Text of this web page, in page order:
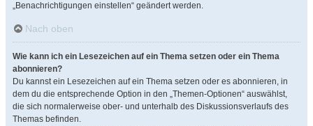
„Benachrichtigungen einstellen“ geändert werden.
Nach oben
Wie kann ich ein Lesezeichen auf ein Thema setzen oder ein Thema
abonnieren?
Du kannst ein Lesezeichen auf ein Thema setzen oder es abonnieren, in
dem du die entsprechende Option in den „Themen-Optionen“ auswählst,
die sich normalerweise ober- und unterhalb des Diskussionsverlaufs des
Themas befinden.